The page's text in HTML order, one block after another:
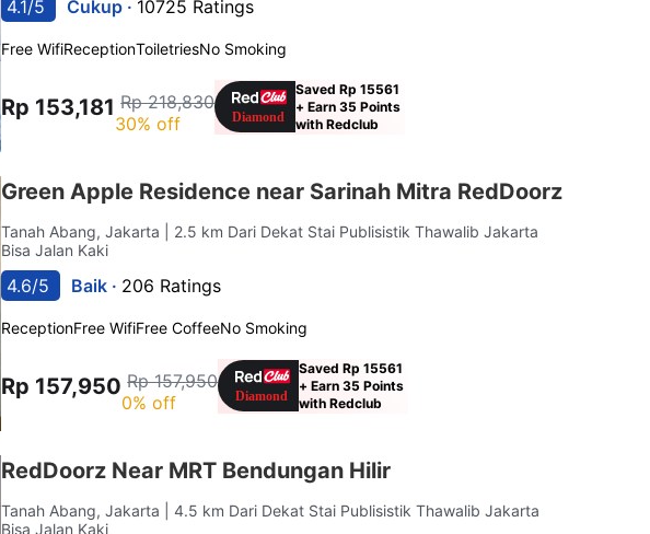
4.1/5 Cukup · 10725 Ratings
Free WifiReceptionToiletriesNo Smoking
Rp 153,181 Rp 218,830
30% off
Saved Rp 15561
+ Earn 35 Points
with Redclub
Green Apple Residence near Sarinah Mitra RedDoorz
Tanah Abang, Jakarta
| 2.5 km Dari Dekat Stai Publisistik Thawalib Jakarta
Bisa Jalan Kaki
4.6/5 Baik · 206 Ratings
ReceptionFree WifiFree CoffeeNo Smoking
Rp 157,950 Rp 157,950
0% off
Saved Rp 15561
+ Earn 35 Points
with Redclub
RedDoorz Near MRT Bendungan Hilir
Tanah Abang, Jakarta
| 4.5 km Dari Dekat Stai Publisistik Thawalib Jakarta
Bisa Jalan Kaki